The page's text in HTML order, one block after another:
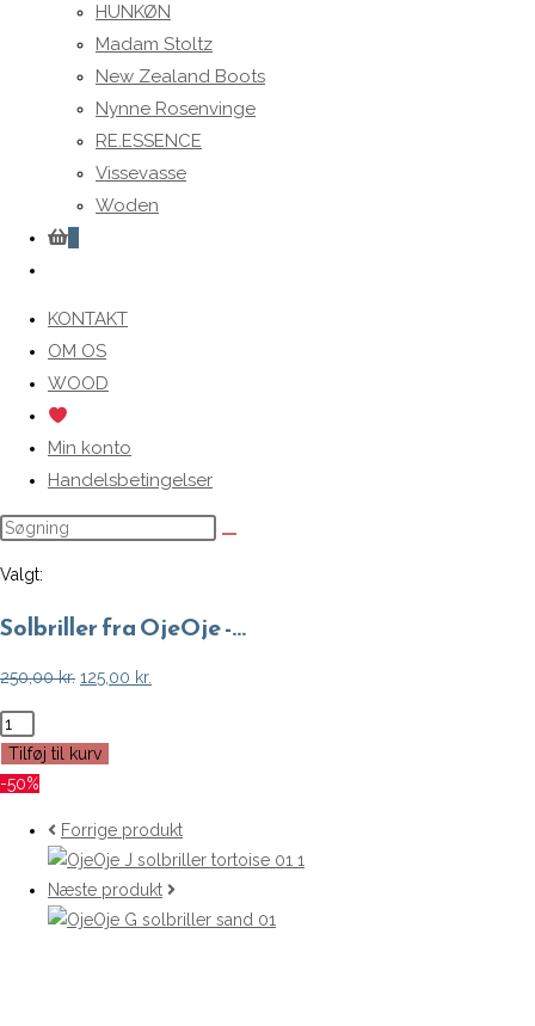
HUNKØN
Madam Stoltz
New Zealand Boots
Nynne Rosenvinge
RE.ESSENCE
Vissevasse
Woden
0
search
KONTAKT
OM OS
WOOD
Min konto
Handelsbetingelser
Valgt:
Solbriller fra OjeOje -…
250,00kr. Den
var:
125,00 kr.
Solbriller
fra
OjeOje
Tilføj til kurv
-50%
Forrige produkt
Næste produkt